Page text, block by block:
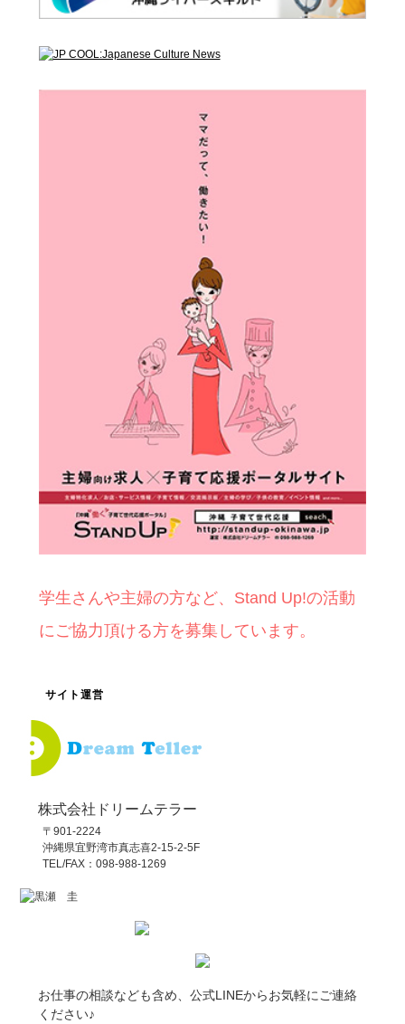
学生さんや主婦の方など、Stand Up!の活動
にご協力頂ける方を募集しています。
サイト運営
株式会社ドリームテラー
〒901-2224
沖縄県宜野湾市真志喜2-15-2-5F
TEL/FAX：098-988-1269
お仕事の相談なども含め、公式LINEからお気軽にご連絡
ください♪